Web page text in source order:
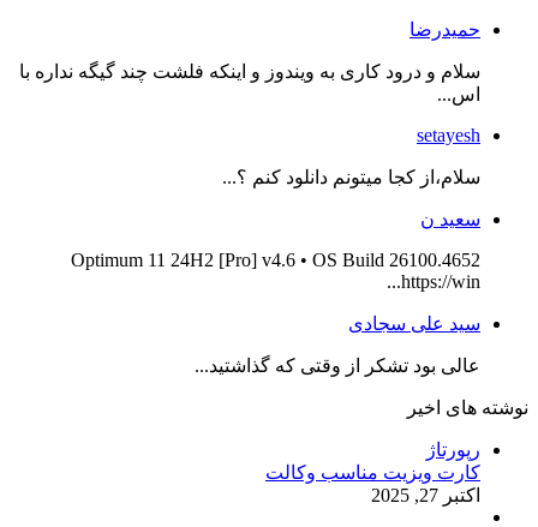
حمیدرضا
سلام و درود کاری به ویندوز و اینکه فلشت چند گیگه نداره با
اس...
setayesh
سلام،از کجا میتونم دانلود کنم ؟...
سعید ن
Optimum 11 24H2 [Pro] v4.6 • OS Build 26100.4652
https://win...
سید علی سجادی
عالی بود تشکر از وقتی که گذاشتید...
نوشته های اخیر
رپورتاژ
کارت ویزیت مناسب وکالت
اکتبر 27, 2025